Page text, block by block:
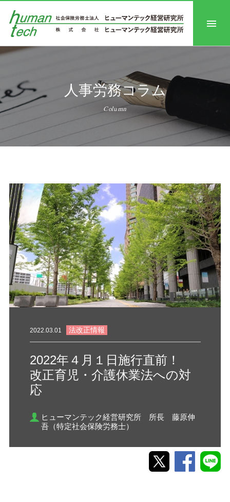
人事労務コラム
Column
2022.03.01 法改正情報
2022年４月１日施行直前！
改正育児・介護休業法への対
応
ヒューマンテック経営研究所 所長 藤原伸
吾（特定社会保険労務士）